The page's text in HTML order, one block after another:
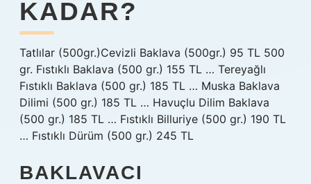
KADAR?
Tatlılar (500gr.)Cevizli Baklava (500gr.) 95 TL 500
gr. Fıstıklı Baklava (500 gr.) 155 TL … Tereyağlı
Fıstıklı Baklava (500 gr.) 185 TL … Muska Baklava
Dilimi (500 gr.) 185 TL … Havuçlu Dilim Baklava
(500 gr.) 185 TL … Fıstıklı Billuriye (500 gr.) 190 TL
… Fıstıklı Dürüm (500 gr.) 245 TL
BAKLAVACI